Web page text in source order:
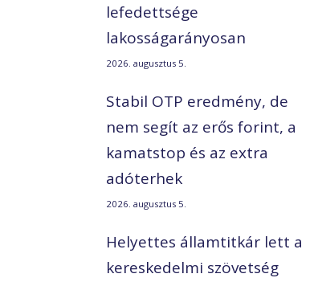
lefedettsége
lakosságarányosan
2026. augusztus 5.
Stabil OTP eredmény, de
nem segít az erős forint, a
kamatstop és az extra
adóterhek
2026. augusztus 5.
Helyettes államtitkár lett a
kereskedelmi szövetség